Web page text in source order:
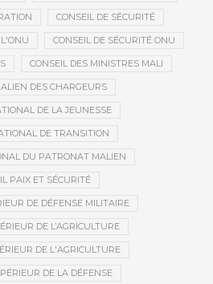
CONSEIL DE SÉCURITÉ
CONSEIL DE SÉCURITÉ ONU
CONSEIL DES MINISTRES MALI
DES CHARGEURS
DE LA JEUNESSE
DE TRANSITION
DU PATRONAT MALIEN
PAIX ET SÉCURITÉ
DE DÉFENSE MILITAIRE
DE L’AGRICULTURE
DE L'AGRICULTURE
DE LA DÉFENSE